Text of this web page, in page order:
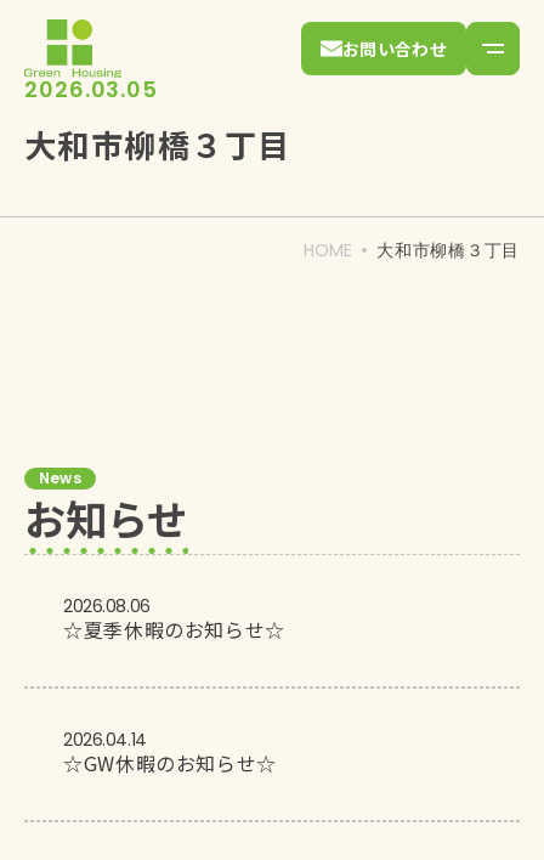
お問い合わせ
2026.03.05
大和市柳橋３丁目
HOME 大和市柳橋３丁目
News
お知らせ
2026.08.06
☆夏季休暇のお知らせ☆
2026.04.14
☆GW休暇のお知らせ☆